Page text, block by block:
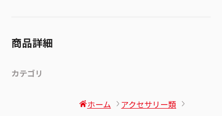
商品詳細
カテゴリ
ホーム アクセサリー類